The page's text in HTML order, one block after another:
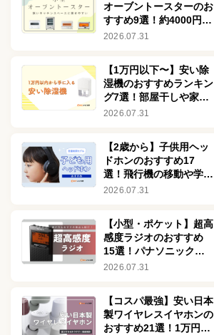
オーブントースターのお
すすめ9選！約4000円で
買える安い商品も
2026.07.31
【1万円以下〜】安い除
湿機のおすすめランキン
グ7選！部屋干しや家電
の劣化を防ぐ効果も解説
2026.07.31
【2歳から】子供用ヘッ
ドホンのおすすめ17
選！飛行機の移動や学習
に適したモデルを厳選
2026.07.31
【小型・ポケット】超高
感度ラジオのおすすめ
15選！パナソニックや
ソニーの高音質モデルも
2026.07.31
【コスパ最強】安い日本
製ワイヤレスイヤホンの
おすすめ21選！1万円以